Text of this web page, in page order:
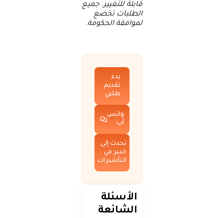
قابلة للتغيير. جميع
الطلبات تخضع
لموافقة الحكومة.
بدء
تقديم
طلبي
واتس
آب
تحدث إلى
خبير في
التأشيرات
الأسئلة
الشائعة